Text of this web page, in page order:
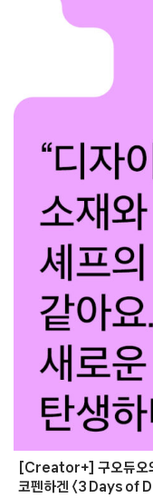
[Creator+] 구오듀오의
코펜하겐 〈3 Days of